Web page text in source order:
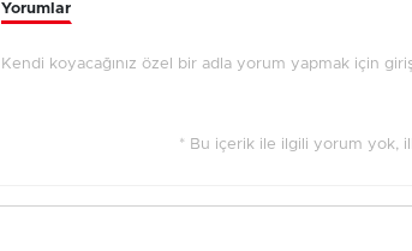
Yorumlar
Kendi koyacağınız özel bir adla yorum yapmak için
* Bu içerik ile ilgili yorum yok,